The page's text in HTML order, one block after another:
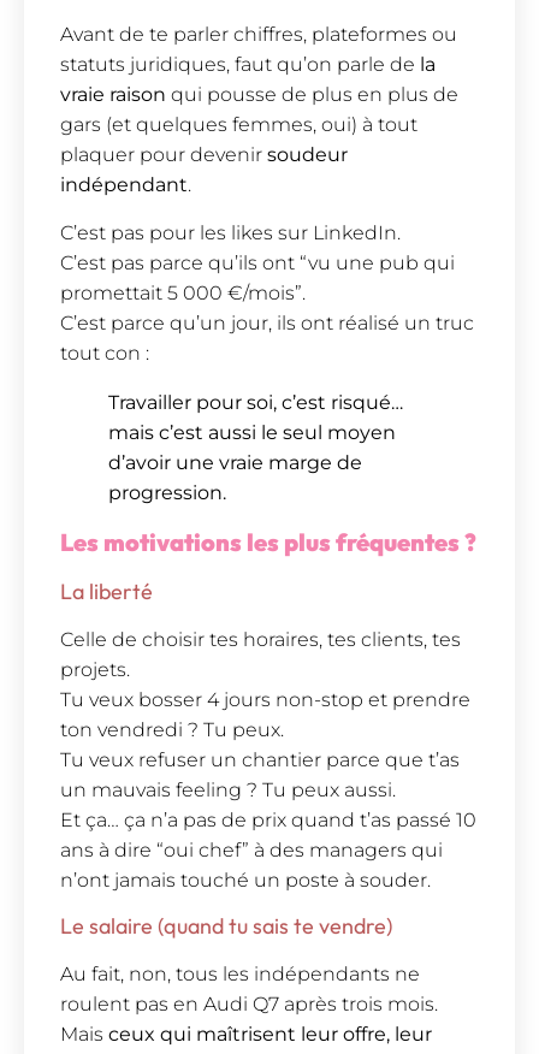
Avant de te parler chiffres, plateformes ou
statuts juridiques, faut qu’on parle de la
vraie raison qui pousse de plus en plus de
gars (et quelques femmes, oui) à tout
plaquer pour devenir soudeur
indépendant.
C’est pas pour les likes sur LinkedIn.
C’est pas parce qu’ils ont “vu une pub qui
promettait 5 000 €/mois”.
C’est parce qu’un jour, ils ont réalisé un truc
tout con :
Travailler pour soi, c’est risqué…
mais c’est aussi le seul moyen
d’avoir une vraie marge de
progression.
Les motivations les plus fréquentes ?
La liberté
Celle de choisir tes horaires, tes clients, tes
projets.
Tu veux bosser 4 jours non-stop et prendre
ton vendredi ? Tu peux.
Tu veux refuser un chantier parce que t’as
un mauvais feeling ? Tu peux aussi.
Et ça… ça n’a pas de prix quand t’as passé 10
ans à dire “oui chef” à des managers qui
n’ont jamais touché un poste à souder.
Le salaire (quand tu sais te vendre)
Au fait, non, tous les indépendants ne
roulent pas en Audi Q7 après trois mois.
Mais ceux qui maîtrisent leur offre, leur